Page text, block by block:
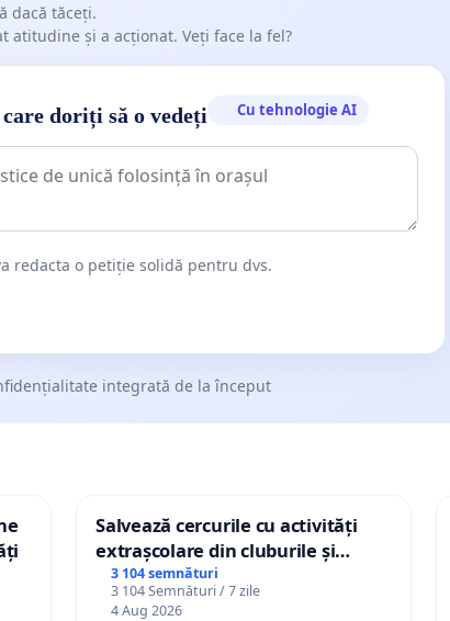
dacă tăceți.
atitudine și a acționat. Veți face la fel?
doriți să o vedeți Cu tehnologie AI
redacta o petiție solidă pentru dvs.
integrată de la început
Salvează cercurile cu activități
extrașcolare din cluburile și
palatele copiilor
3 104 semnături
3 104 Semnături / 7 zile
4 Aug 2026